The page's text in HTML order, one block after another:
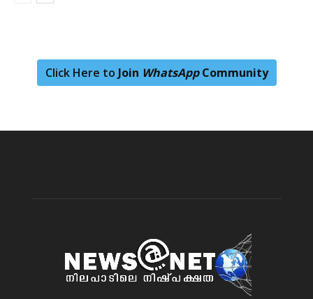
Click Here to Join WhatsAppCommunity